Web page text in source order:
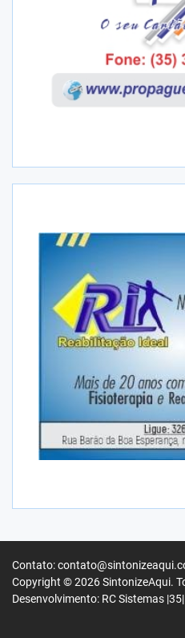
Contato:
Copyright © 2026SintonizeAqui.
Desenvolvimento: RC Sistemas